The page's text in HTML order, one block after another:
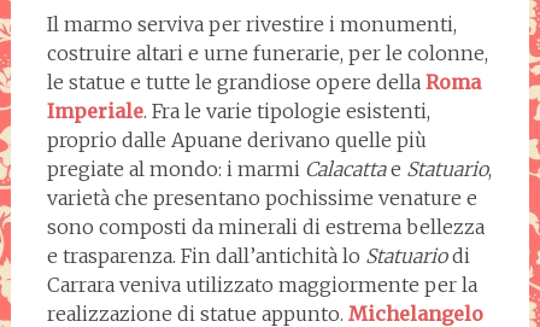
Il marmo serviva per rivestire i monumenti,
costruire altari e urne funerarie, per le colonne,
le statue e tutte le grandiose opere della Roma
Imperiale. Fra le varie tipologie esistenti,
proprio dalle Apuane derivano quelle più
pregiate al mondo: i marmi Calacattae Statuario,
varietà che presentano pochissime venature e
sono composti da minerali di estrema bellezza
e trasparenza. Fin dall’antichità lo Statuariodi
Carrara veniva utilizzato maggiormente per la
realizzazione di statue appunto. Michelangelo